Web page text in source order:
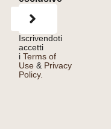
Iscrivendoti
accetti
iTerms of
Use & Privacy
Policy.